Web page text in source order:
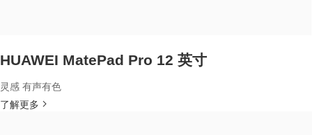
HUAWEI MatePad Pro 12 英寸
灵感 有声有色
了解更多